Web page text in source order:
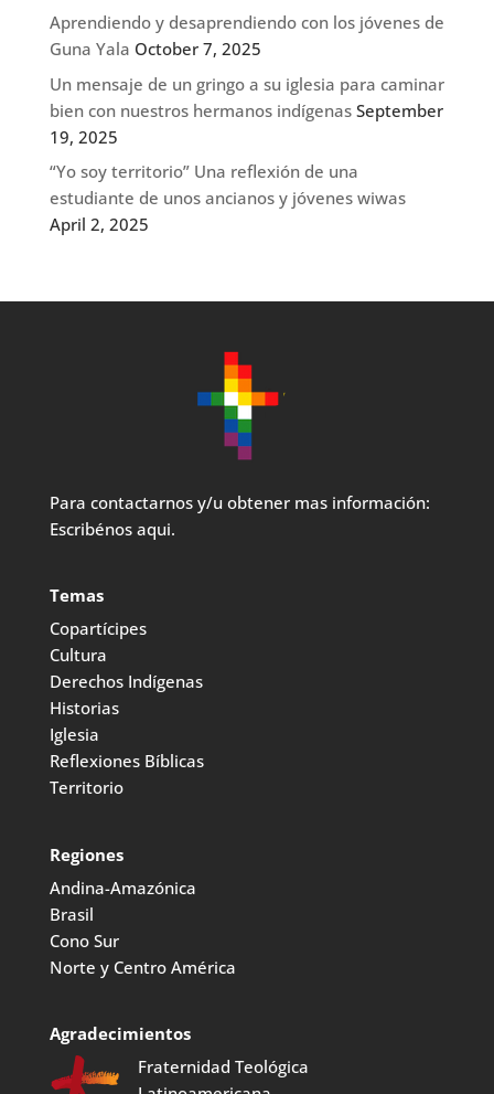
Aprendiendo y desaprendiendo con los jóvenes de
Guna Yala October 7, 2025
Un mensaje de un gringo a su iglesia para caminar
bien con nuestros hermanos indígenas September
19, 2025
“Yo soy territorio” Una reflexión de una
estudiante de unos ancianos y jóvenes wiwas
April 2, 2025
Para contactarnos y/u obtener mas información:
Escribénos aqui.
Temas
Copartícipes
Cultura
Derechos Indígenas
Historias
Iglesia
Reflexiones Bíblicas
Territorio
Regiones
Andina-Amazónica
Brasil
Cono Sur
Norte y Centro América
Agradecimientos
Fraternidad Teológica